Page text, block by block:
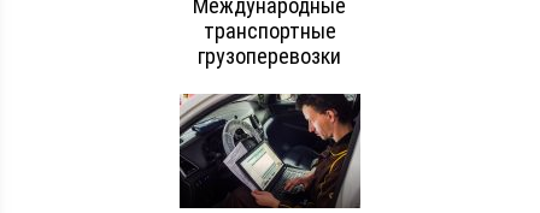
транспортные
грузоперевозки